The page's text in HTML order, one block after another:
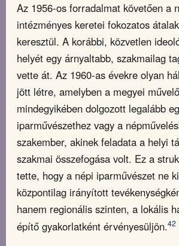
Az 1956-os forradalmat követően a
intézményes keretei fokozatos
keresztül. A korábbi, közvetlen
helyét egy árnyaltabb, szakmailag
vette át. Az 1960-as évekre olyan
jött létre, amelyben a megyei
mindegyikében dolgozott legalább
iparművészethez vagy a
szakember, akinek feladata a helyi
szakmai összefogása volt. Ez a
tette, hogy a népi iparművészet ne
központilag irányított
hanem regionális szinten, a lokális
építő gyakorlatként érvényesüljön.42